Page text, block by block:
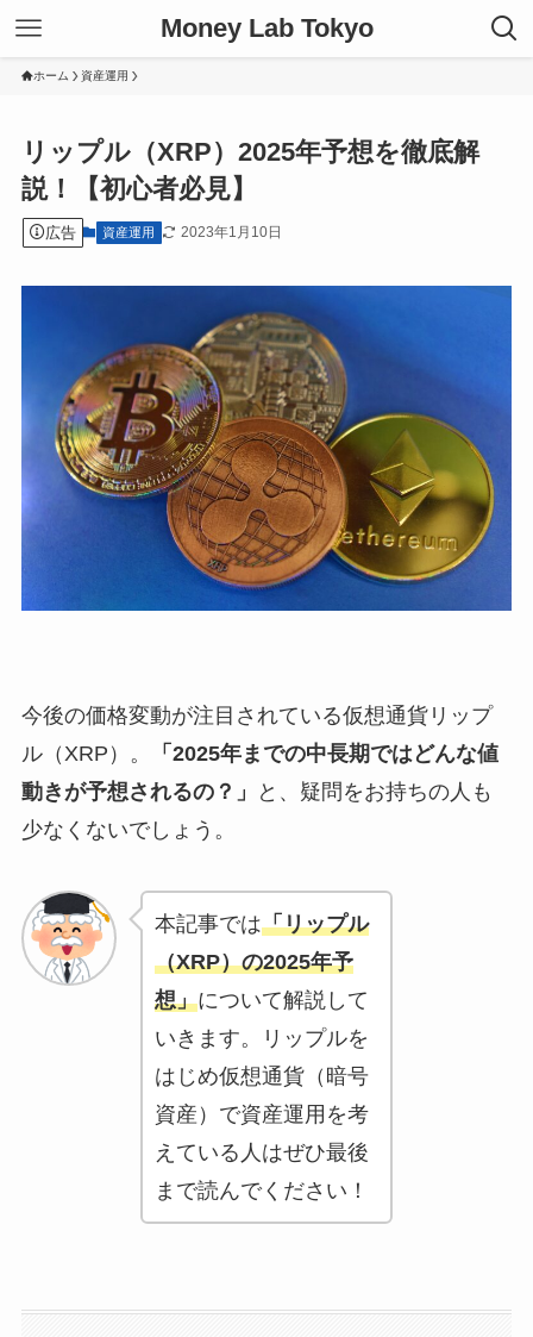
Money Lab Tokyo
ホーム 資産運用
リップル（XRP）2025年予想を徹底解
説！【初心者必見】
広告 資産運用 2023年1月10日
今後の価格変動が注目されている仮想通貨リップ
ル（XRP）。
「2025年までの中長期ではどんな値
動きが予想されるの？」
と、疑問をお持ちの人も
少なくないでしょう。
本記事では「リップル
（XRP）の2025年予
想」について解説して
いきます。リップルを
はじめ仮想通貨（暗号
資産）で資産運用を考
えている人はぜひ最後
まで読んでください！